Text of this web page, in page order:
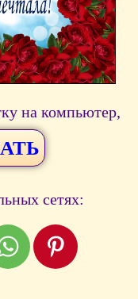
на компьютер,
сетях: